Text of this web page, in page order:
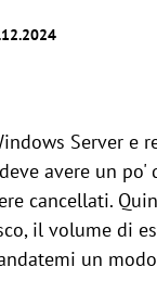
Server e
avere un
cancellati.
il volume di
un